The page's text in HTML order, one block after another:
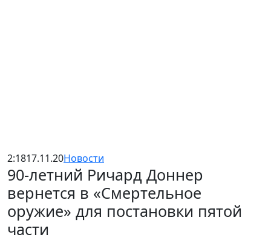
2:1817.11.20Новости
90-летний Ричард Доннер
вернется в «Смертельное
оружие» для постановки пятой
части